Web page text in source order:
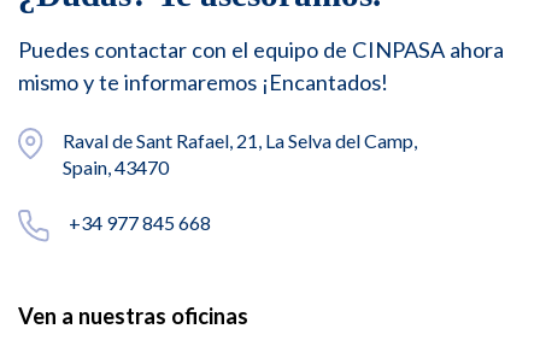
Puedes contactar con el equipo de CINPASA ahora
mismo y te informaremos ¡Encantados!
Raval de Sant Rafael, 21, La Selva del Camp,
Spain, 43470
+34 977 845 668
Ven a nuestras oficinas